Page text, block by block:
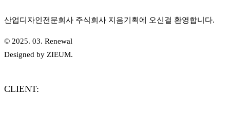
산업디자인전문회사 주식회사 지음기획에 오신걸 환영합니다.
© 2025. 03. Renewal
Designed by ZIEUM.
CLIENT: